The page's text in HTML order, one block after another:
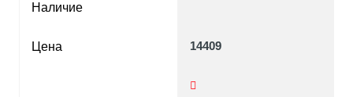
Наличие
Цена 14409